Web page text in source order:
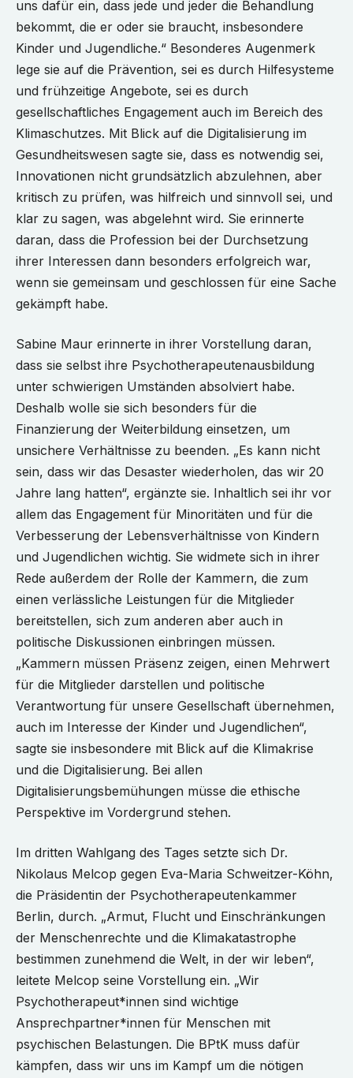
uns dafür ein, dass jede und jeder die Behandlung
bekommt, die er oder sie braucht, insbesondere
Kinder und Jugendliche.“ Besonderes Augenmerk
lege sie auf die Prävention, sei es durch Hilfesysteme
und frühzeitige Angebote, sei es durch
gesellschaftliches Engagement auch im Bereich des
Klimaschutzes. Mit Blick auf die Digitalisierung im
Gesundheitswesen sagte sie, dass es notwendig sei,
Innovationen nicht grundsätzlich abzulehnen, aber
kritisch zu prüfen, was hilfreich und sinnvoll sei, und
klar zu sagen, was abgelehnt wird. Sie erinnerte
daran, dass die Profession bei der Durchsetzung
ihrer Interessen dann besonders erfolgreich war,
wenn sie gemeinsam und geschlossen für eine Sache
gekämpft habe.
Sabine Maur erinnerte in ihrer Vorstellung daran,
dass sie selbst ihre Psychotherapeutenausbildung
unter schwierigen Umständen absolviert habe.
Deshalb wolle sie sich besonders für die
Finanzierung der Weiterbildung einsetzen, um
unsichere Verhältnisse zu beenden. „Es kann nicht
sein, dass wir das Desaster wiederholen, das wir 20
Jahre lang hatten“, ergänzte sie. Inhaltlich sei ihr vor
allem das Engagement für Minoritäten und für die
Verbesserung der Lebensverhältnisse von Kindern
und Jugendlichen wichtig. Sie widmete sich in ihrer
Rede außerdem der Rolle der Kammern, die zum
einen verlässliche Leistungen für die Mitglieder
bereitstellen, sich zum anderen aber auch in
politische Diskussionen einbringen müssen.
„Kammern müssen Präsenz zeigen, einen Mehrwert
für die Mitglieder darstellen und politische
Verantwortung für unsere Gesellschaft übernehmen,
auch im Interesse der Kinder und Jugendlichen“,
sagte sie insbesondere mit Blick auf die Klimakrise
und die Digitalisierung. Bei allen
Digitalisierungsbemühungen müsse die ethische
Perspektive im Vordergrund stehen.
Im dritten Wahlgang des Tages setzte sich Dr.
Nikolaus Melcop gegen Eva-Maria Schweitzer-Köhn,
die Präsidentin der Psychotherapeutenkammer
Berlin, durch. „Armut, Flucht und Einschränkungen
der Menschenrechte und die Klimakatastrophe
bestimmen zunehmend die Welt, in der wir leben“,
leitete Melcop seine Vorstellung ein. „Wir
Psychotherapeut*innen sind wichtige
Ansprechpartner*innen für Menschen mit
psychischen Belastungen. Die BPtK muss dafür
kämpfen, dass wir uns im Kampf um die nötigen